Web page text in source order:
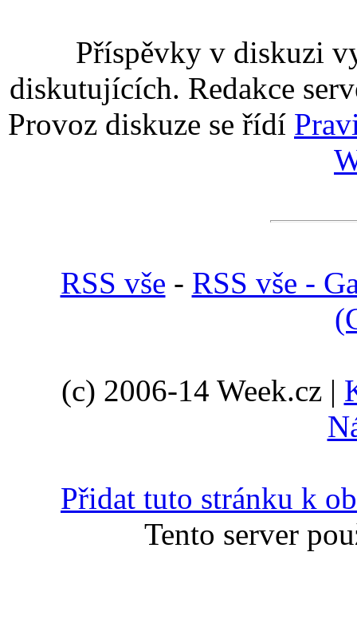
Příspěvky v diskuzi
diskutujících. Redakce
Provoz diskuze se řídí
RSS vše - RSS vše -
(c) 2006-14 Week.cz |
Přidat tuto stránku k
Tento server